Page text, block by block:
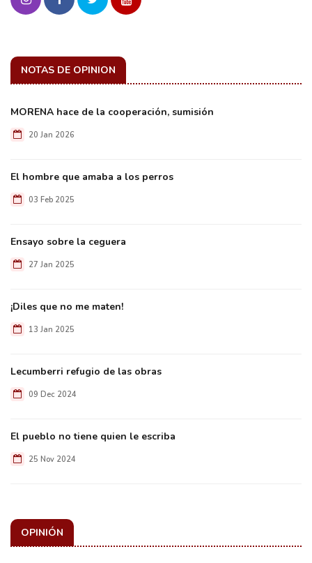
NOTAS DE OPINION
MORENA hace de la cooperación, sumisión
20 Jan 2026
El hombre que amaba a los perros
03 Feb 2025
Ensayo sobre la ceguera
27 Jan 2025
¡Diles que no me maten!
13 Jan 2025
Lecumberri refugio de las obras
09 Dec 2024
El pueblo no tiene quien le escriba
25 Nov 2024
OPINIÓN